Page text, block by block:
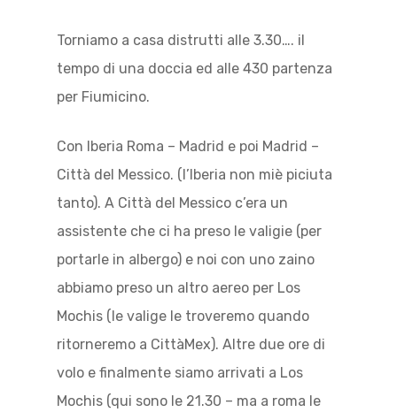
Torniamo a casa distrutti alle 3.30…. il
tempo di una doccia ed alle 430 partenza
per Fiumicino.
Con Iberia Roma – Madrid e poi Madrid –
Città del Messico. (l’Iberia non miè piciuta
tanto). A Città del Messico c’era un
assistente che ci ha preso le valigie (per
portarle in albergo) e noi con uno zaino
abbiamo preso un altro aereo per Los
Mochis (le valige le troveremo quando
ritorneremo a CittàMex). Altre due ore di
volo e finalmente siamo arrivati a Los
Mochis (qui sono le 21.30 – ma a roma le